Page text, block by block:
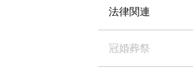
法律関連
冠婚葬祭